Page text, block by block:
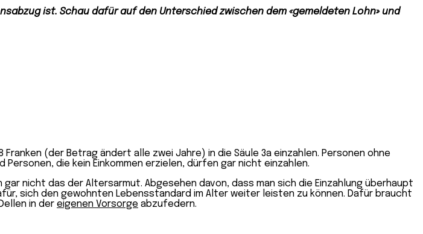
ist. Schau dafür auf den Unterschied zwischen dem «gemeldeten Lohn» und
(der Betrag ändert alle zwei Jahre) in die Säule 3a einzahlen. Personen ohne
die kein Einkommen erzielen, dürfen gar nicht einzahlen.
nicht das der Altersarmut. Abgesehen davon, dass man sich die Einzahlung überhaupt
sich den gewohnten Lebensstandard im Alter weiter leisten zu können. Dafür braucht
in der eigenen Vorsorge abzufedern.